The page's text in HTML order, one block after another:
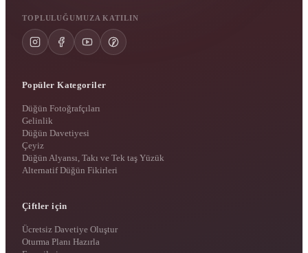
TOPLULUĞUMUZA KATILIN
Popüler Kategoriler
Düğün Fotoğrafçıları
Gelinlik
Düğün Davetiyesi
Çeyiz
Düğün Alyansı, Takı ve Tek taş Yüzük
Alternatif Düğün Fikirleri
Çiftler için
Ücretsiz Davetiye Oluştur
Oturma Planı Hazırla